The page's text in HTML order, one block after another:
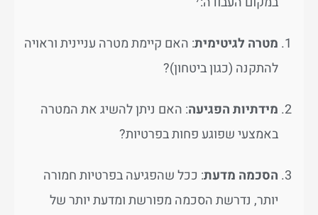
מטרה לגיטימית: האם קיימת מטרה עניינית וראויה
להתקנה (כגון ביטחון)?
מידתיות הפגיעה: האם ניתן להשיג את המטרה
באמצעי שפוגע פחות בפרטיות?
הסכמה מדעת: ככל שהפגיעה בפרטיות חמורה
יותר, נדרשת הסכמה מפורשת ומדעת יותר של